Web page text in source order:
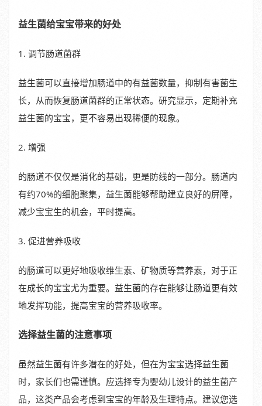
益生菌给宝宝带来的好处
1. 调节肠道菌群
益生菌可以直接增加肠道中的有益菌数量，抑制有害菌生
长，从而恢复肠道菌群的正常状态。研究显示，定期补充
益生菌的宝宝，更不容易出现稀便的现象。
2. 增强
的肠道不仅仅是消化的基础，更是防线的一部分。肠道内
有约70%的细胞聚集，益生菌能够帮助建立良好的屏障，
减少宝宝生的机会，平时提高。
3. 促进营养吸收
的肠道可以更好地吸收维生素、矿物质等营养素，对于正
在成长的宝宝尤为重要。益生菌的存在能够让肠道更有效
地发挥功能，提高宝宝的营养吸收率。
选择益生菌的注意事项
虽然益生菌有许多潜在的好处，但在为宝宝选择益生菌
时，家长们也需谨慎。应选择专为婴幼儿设计的益生菌产
品，这类产品会考虑到宝宝的年龄及生理特点。建议您选